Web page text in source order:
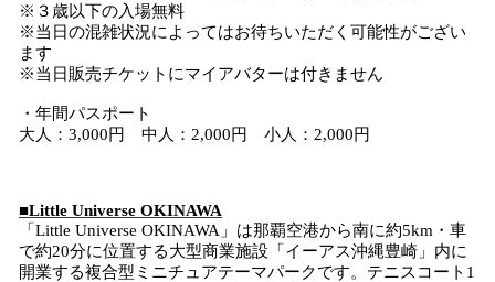
※３歳以下の入場無料
※当日の混雑状況によってはお待ちいただく可能性がござい
ます
※当日販売チケットにマイアバターは付きません
・年間パスポート
大人：3,000円 中人：2,000円 小人：2,000円
■Little Universe OKINAWA
「Little Universe OKINAWA」は那覇空港から南に約5km・車
で約20分に位置する大型商業施設「イーアス沖縄豊崎」内に
開業する複合型ミニチュアテーマパークです。テニスコート1